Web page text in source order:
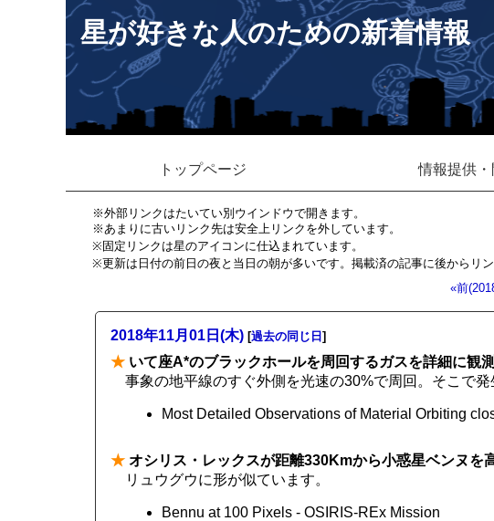
星が好きな人のための新着情報
トップページ 情報提供
※外部リンクはたいてい別ウインドウで開きます。
※あまりに古いリンク先は安全上リンクを外しています。
※固定リンクは星のアイコンに仕込まれています。
※更新は日付の前日の夜と当日の朝が多いです。掲載済の記事に後からリン
«前
2018年11月01日(木) [過去の同じ日 ]
★ いて座A*のブラックホールを周回するガスを詳細に観測
事象の地平線のすぐ外側を光速の30%で周回。そこで発
Most Detailed Observations of Material Orbiting
★ オシリス・レックスが距離330Kmから小惑星ベンヌを
リュウグウに形が似ています。
Bennu at 100 Pixels - OSIRIS-REx Mission